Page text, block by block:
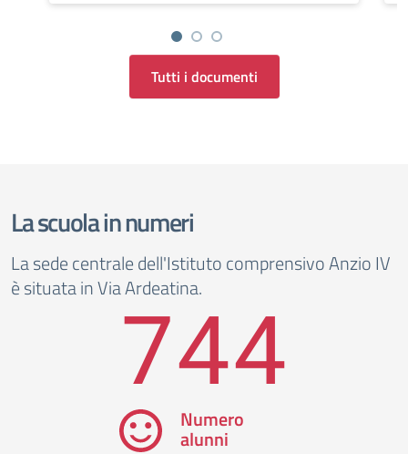
Tutti i documenti
La scuola in numeri
La sede centrale dell'Istituto comprensivo Anzio IV
è situata in Via Ardeatina.744
Numero
alunni